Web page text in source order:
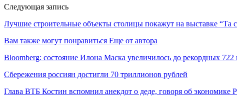
Следующая запись
Лучшие строительные объекты столицы покажут на выставке “Та
Вам также могут понравиться Еще от автора
Bloomberg: состояние Илона Маска увеличилось до рекордных 722
Сбережения россиян достигли 70 триллионов рублей
Глава ВТБ Костин вспомнил анекдот о деде, говоря об экономике